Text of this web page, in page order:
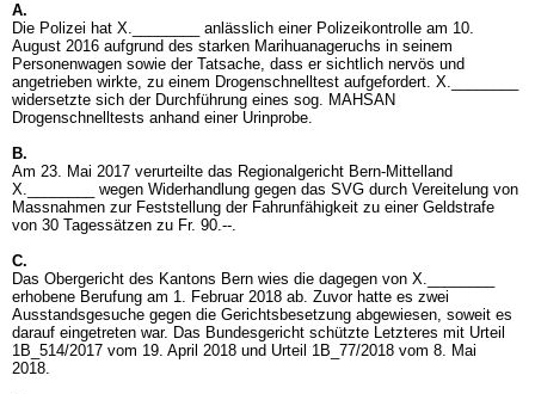
A.
Die Polizei hat X.________ anlässlich einer Polizeikontrolle am 10.
August 2016 aufgrund des starken Marihuanageruchs in seinem
Personenwagen sowie der Tatsache, dass er sichtlich nervös und
angetrieben wirkte, zu einem Drogenschnelltest aufgefordert. X.________
widersetzte sich der Durchführung eines sog. MAHSAN
Drogenschnelltests anhand einer Urinprobe.
B.
Am 23. Mai 2017 verurteilte das Regionalgericht Bern-Mittelland
X.________ wegen Widerhandlung gegen das SVG durch Vereitelung von
Massnahmen zur Feststellung der Fahrunfähigkeit zu einer Geldstrafe
von 30 Tagessätzen zu Fr. 90.--.
C.
Das Obergericht des Kantons Bern wies die dagegen von X.________
erhobene Berufung am 1. Februar 2018 ab. Zuvor hatte es zwei
Ausstandsgesuche gegen die Gerichtsbesetzung abgewiesen, soweit es
darauf eingetreten war. Das Bundesgericht schützte Letzteres mit Urteil
1B_514/2017 vom 19. April 2018 und Urteil 1B_77/2018 vom 8. Mai
2018.